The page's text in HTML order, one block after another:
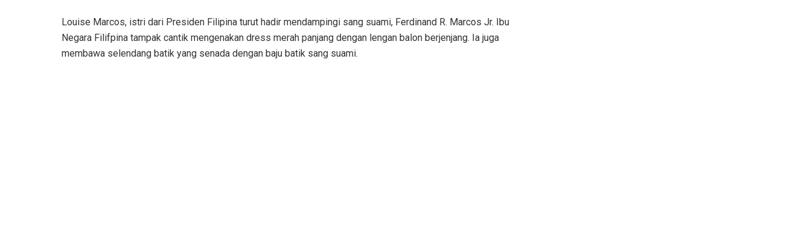
Louise Marcos, istri dari Presiden Filipina turut hadir mendampingi sang suami, Ferdinand R. Marcos Jr. Ibu
Negara Filifpina tampak cantik mengenakan dress merah panjang dengan lengan balon berjenjang. Ia juga
membawa selendang batik yang senada dengan baju batik sang suami.